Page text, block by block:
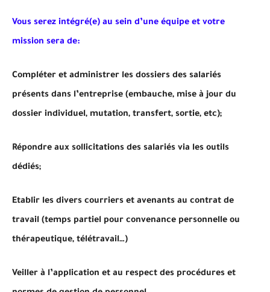
Vous serez intégré(e) au sein d’une équipe et votre
mission sera de:
Compléter et administrer les dossiers des salariés
présents dans l’entreprise (embauche, mise à jour du
dossier individuel, mutation, transfert, sortie, etc);
Répondre aux sollicitations des salariés via les outils
dédiés;
Etablir les divers courriers et avenants au contrat de
travail (temps partiel pour convenance personnelle ou
thérapeutique, télétravail…)
Veiller à l’application et au respect des procédures et